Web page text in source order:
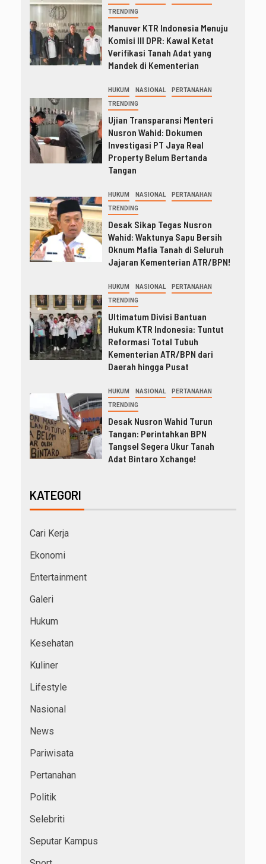
TRENDING
Manuver KTR Indonesia Menuju
Komisi III DPR: Kawal Ketat
Verifikasi Tanah Adat yang
Mandek di Kementerian
HUKUM NASIONAL PERTANAHAN
TRENDING
Ujian Transparansi Menteri
Nusron Wahid: Dokumen
Investigasi PT Jaya Real
Property Belum Bertanda
Tangan
HUKUM NASIONAL PERTANAHAN
TRENDING
Desak Sikap Tegas Nusron
Wahid: Waktunya Sapu Bersih
Oknum Mafia Tanah di Seluruh
Jajaran Kementerian ATR/BPN!
HUKUM NASIONAL PERTANAHAN
TRENDING
Ultimatum Divisi Bantuan
Hukum KTR Indonesia: Tuntut
Reformasi Total Tubuh
Kementerian ATR/BPN dari
Daerah hingga Pusat
HUKUM NASIONAL PERTANAHAN
TRENDING
Desak Nusron Wahid Turun
Tangan: Perintahkan BPN
Tangsel Segera Ukur Tanah
Adat Bintaro Xchange!
KATEGORI
Cari Kerja
Ekonomi
Entertainment
Galeri
Hukum
Kesehatan
Kuliner
Lifestyle
Nasional
News
Pariwisata
Pertanahan
Politik
Selebriti
Seputar Kampus